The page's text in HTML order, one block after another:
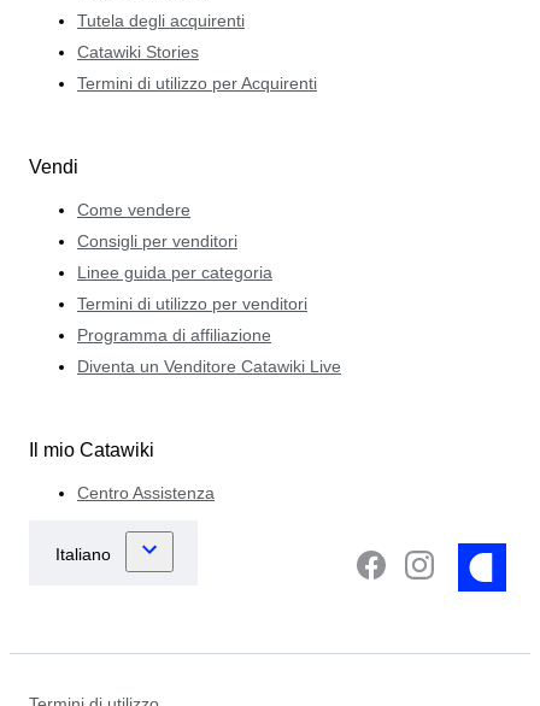
Tutela degli acquirenti
Catawiki Stories
Termini di utilizzo per Acquirenti
Vendi
Come vendere
Consigli per venditori
Linee guida per categoria
Termini di utilizzo per venditori
Programma di affiliazione
Diventa un Venditore Catawiki Live
Il mio Catawiki
Centro Assistenza